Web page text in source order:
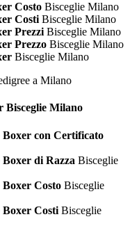
Costo Bisceglie Milano
Costi Bisceglie Milano
Prezzi Bisceglie Milano
Prezzo Bisceglie Milano
Bisceglie Milano
Bisceglie Milano
Boxer con Certificato
di Razza Bisceglie
Boxer Costo Bisceglie
Boxer Costi Bisceglie